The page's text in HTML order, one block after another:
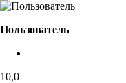
Пользователь
10,0